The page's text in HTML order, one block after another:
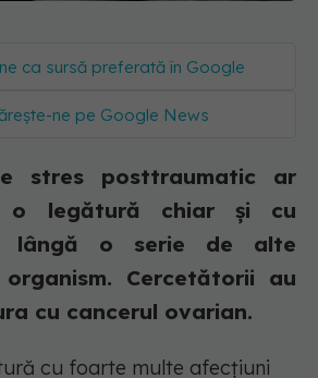
ca sursă preferată în Google
ne pe Google News
stres posttraumatic ar
o legătură chiar și cu
lângă o serie de alte
Cercetătorii au
cu cancerul ovarian.
cu foarte multe afecțiuni